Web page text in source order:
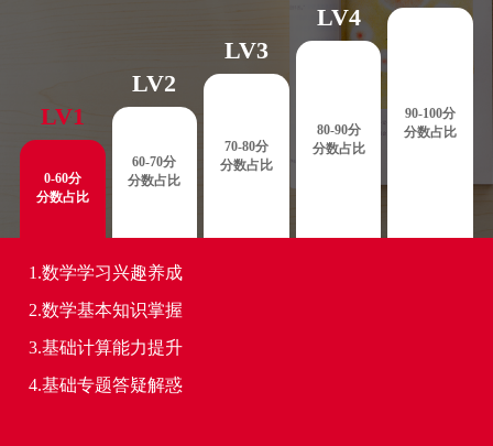
LV1
0-60分
分数占比
LV2
60-70分
分数占比
LV3
70-80分
分数占比
LV4
80-90分
分数占比
90-100分
分数占比
1.数学学习兴趣养成
2.数学基本知识掌握
3.基础计算能力提升
4.基础专题答疑解惑